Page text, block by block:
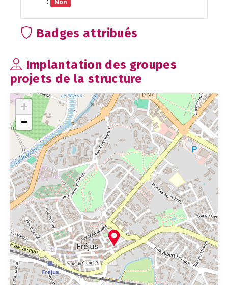
Non
Badges attribués
Implantation des groupes
projets de la structure
+
−